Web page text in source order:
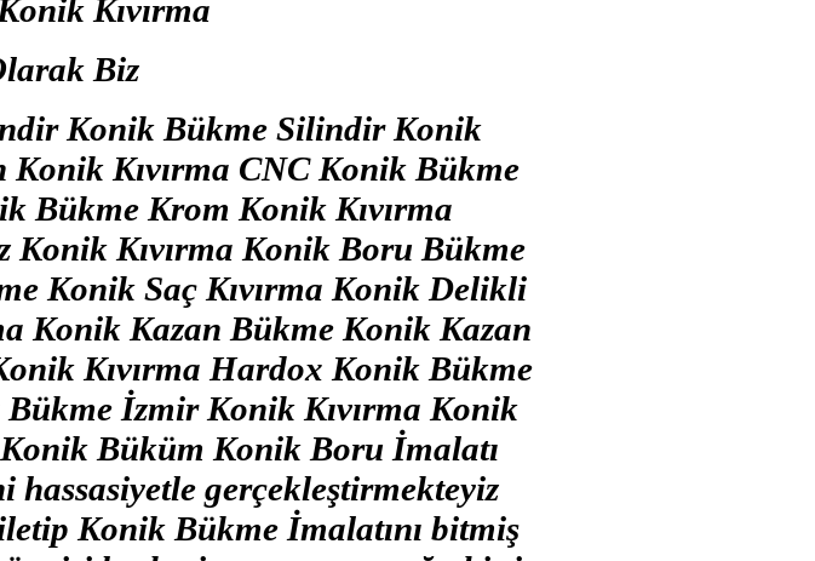
Kıvırma
Biz
Konik Bükme Silindir Konik
Kıvırma CNC Konik Bükme
Bükme Krom Konik Kıvırma
Konik Kıvırma Konik Boru Bükme
Konik Saç Kıvırma Konik Delikli
Konik Kazan Bükme Konik Kazan
Kıvırma Hardox Konik Bükme
İzmir Konik Kıvırma Konik
Büküm Konik Boru İmalatı
gerçekleştirmekteyiz
Konik Bükme İmalatını bitmiş